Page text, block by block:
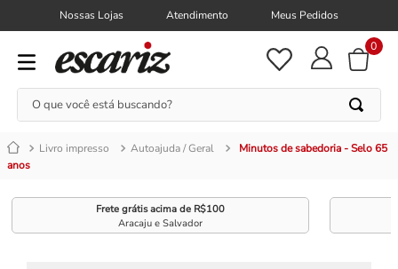
Nossas Lojas Atendimento Meus Pedidos
0
O que você está buscando?
Livro impresso Autoajuda / Geral
Minutos de sabedoria - Selo 65
anos
Frete grátis acima de R$100
Aracaju e Salvador